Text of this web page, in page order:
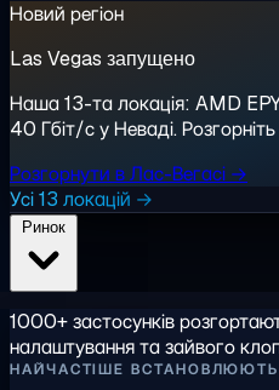
Новий регіон
Las Vegas запущено
Наша 13-та локація: AMD
40 Гбіт/с у Неваді.
Розгорнути в Лас-Вегасі →
Усі 13 локацій →
1000+ застосунків
налаштування та зайвого
НАЙЧАСТІШЕ ВСТАНОВЛЮЮТЬ